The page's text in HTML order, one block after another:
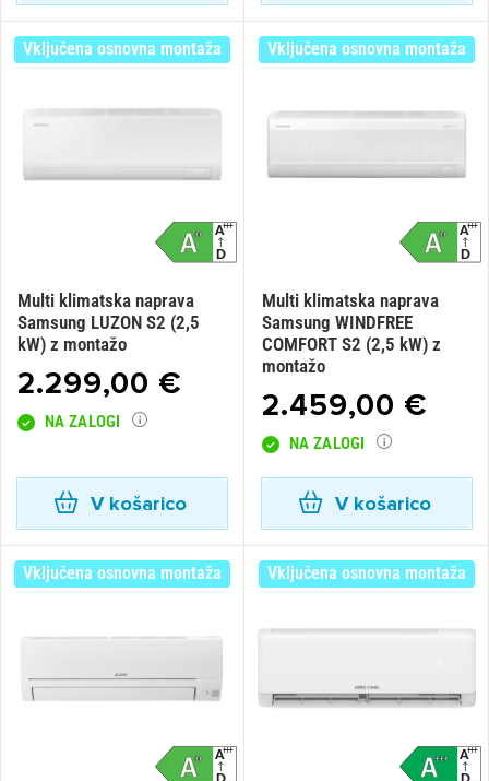
Vključena osnovna montaža
Multi klimatska naprava
Samsung LUZON S2 (2,5
kW) z montažo
2.299,00 €
NA ZALOGI
V košarico
Vključena osnovna montaža
Multi klimatska naprava
Samsung WINDFREE
COMFORT S2 (2,5 kW) z
montažo
2.459,00 €
NA ZALOGI
V košarico
Vključena osnovna montaža Vključena osnovna montaža
Prijava